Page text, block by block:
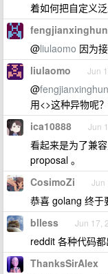
着如何把自定义
fengjianxinghun
@liulaomo 因为
liulaomo Jun
@fengjianxinghun
用<>这种异物呢
ica10888 Jun
看起来是为了兼
proposal 。
CosimoZi Jun
恭喜 golang 终于
blless Jun 17,
reddit 各种代码
ThanksSirAlex